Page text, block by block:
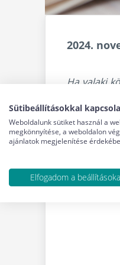
2024.
Ha valaki
Sütibeállításokkal
Weboldalunk sütiket használ a
megkönnyítése, a weboldalon
ajánlatok megjelenítése
Elfogadom a